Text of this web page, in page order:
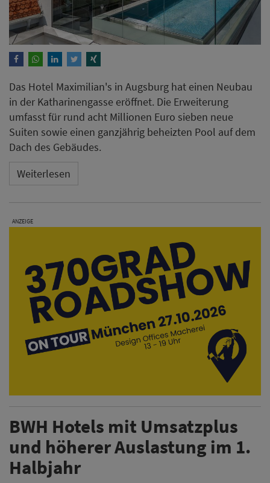
Das Hotel Maximilian's in Augsburg hat einen Neubau
in der Katharinengasse eröffnet. Die Erweiterung
umfasst für rund acht Millionen Euro sieben neue
Suiten sowie einen ganzjährig beheizten Pool auf dem
Dach des Gebäudes.
Weiterlesen
ANZEIGE
BWH Hotels mit Umsatzplus
und höherer Auslastung im 1.
Halbjahr